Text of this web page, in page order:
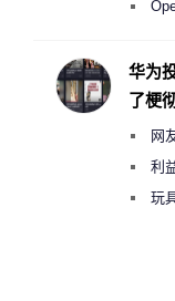
2000
华为
了梗
网
绕梁”
利
曾将玩